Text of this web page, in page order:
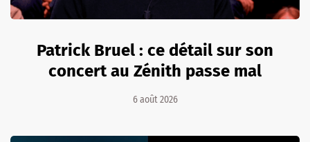
Patrick Bruel : ce détail sur son
concert au Zénith passe mal
6 août 2026